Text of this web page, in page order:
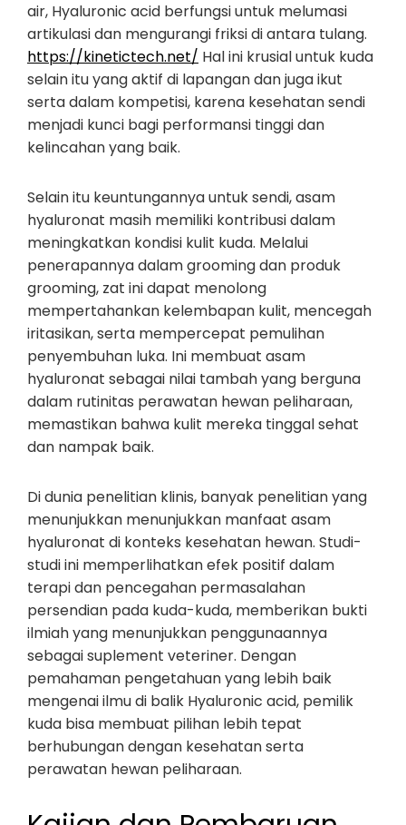
air, Hyaluronic acid berfungsi untuk melumasi
artikulasi dan mengurangi friksi di antara tulang.
https://kinetictech.net/ Hal ini krusial untuk kuda
selain itu yang aktif di lapangan dan juga ikut
serta dalam kompetisi, karena kesehatan sendi
menjadi kunci bagi performansi tinggi dan
kelincahan yang baik.
Selain itu keuntungannya untuk sendi, asam
hyaluronat masih memiliki kontribusi dalam
meningkatkan kondisi kulit kuda. Melalui
penerapannya dalam grooming dan produk
grooming, zat ini dapat menolong
mempertahankan kelembapan kulit, mencegah
iritasikan, serta mempercepat pemulihan
penyembuhan luka. Ini membuat asam
hyaluronat sebagai nilai tambah yang berguna
dalam rutinitas perawatan hewan peliharaan,
memastikan bahwa kulit mereka tinggal sehat
dan nampak baik.
Di dunia penelitian klinis, banyak penelitian yang
menunjukkan menunjukkan manfaat asam
hyaluronat di konteks kesehatan hewan. Studi-
studi ini memperlihatkan efek positif dalam
terapi dan pencegahan permasalahan
persendian pada kuda-kuda, memberikan bukti
ilmiah yang menunjukkan penggunaannya
sebagai suplement veteriner. Dengan
pemahaman pengetahuan yang lebih baik
mengenai ilmu di balik Hyaluronic acid, pemilik
kuda bisa membuat pilihan lebih tepat
berhubungan dengan kesehatan serta
perawatan hewan peliharaan.